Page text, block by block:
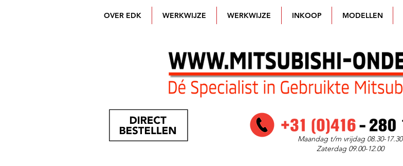
OVER EDK WERKWIJZE WERKWIJZE INKOOP MODELLEN
Maandag t/m vrijdag 08.30-17.30
Zaterdag 09.00-12.00